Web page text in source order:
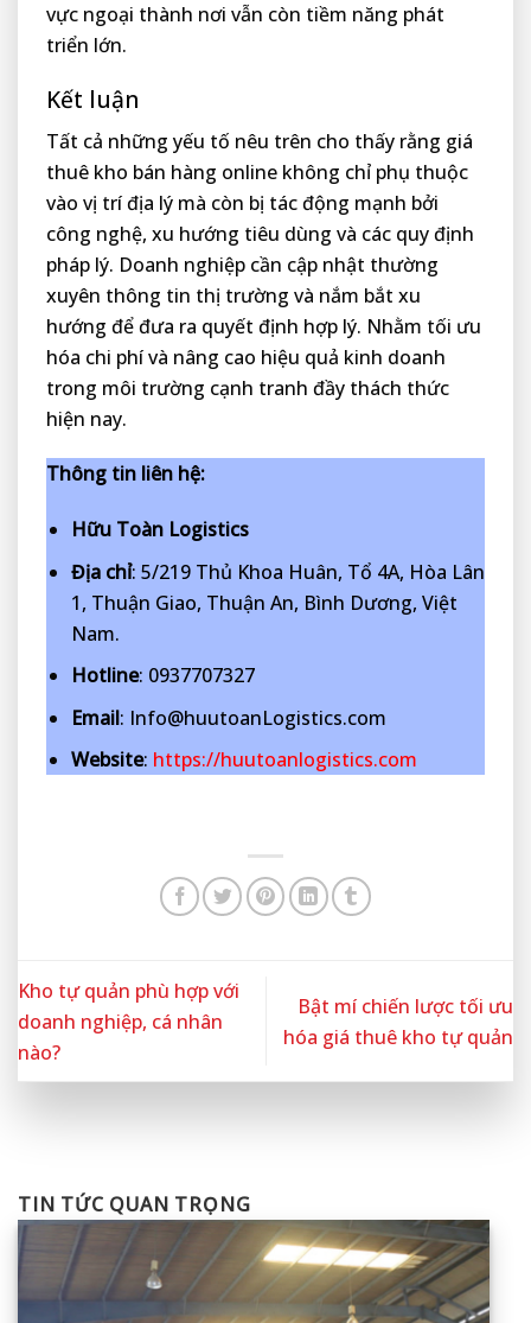
vực ngoại thành nơi vẫn còn tiềm năng phát
triển lớn.
Kết luận
Tất cả những yếu tố nêu trên cho thấy rằng giá
thuê kho bán hàng online không chỉ phụ thuộc
vào vị trí địa lý mà còn bị tác động mạnh bởi
công nghệ, xu hướng tiêu dùng và các quy định
pháp lý. Doanh nghiệp cần cập nhật thường
xuyên thông tin thị trường và nắm bắt xu
hướng để đưa ra quyết định hợp lý. Nhằm tối ưu
hóa chi phí và nâng cao hiệu quả kinh doanh
trong môi trường cạnh tranh đầy thách thức
hiện nay.
Thông tin liên hệ:
Hữu Toàn Logistics
Địa chỉ: 5/219 Thủ Khoa Huân, Tổ 4A, Hòa Lân
1, Thuận Giao, Thuận An, Bình Dương, Việt
Nam.
Hotline: 0937707327
Email: Info@huutoanLogistics.com
Website: https://huutoanlogistics.com
Kho tự quản phù hợp với
doanh nghiệp, cá nhân
nào?
Bật mí chiến lược tối ưu
hóa giá thuê kho tự quản
TIN TỨC QUAN TRỌNG